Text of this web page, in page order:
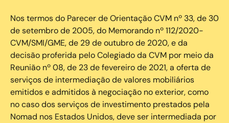
Nos termos do Parecer de Orientação CVM nº 33, de 30
de setembro de 2005, do Memorando nº 112/2020-
CVM/SMI/GME, de 29 de outubro de 2020, e da
decisão proferida pelo Colegiado da CVM por meio da
Reunião nº 08, de 23 de fevereiro de 2021, a oferta de
serviços de intermediação de valores mobiliários
emitidos e admitidos à negociação no exterior, como
no caso dos serviços de investimento prestados pela
Nomad nos Estados Unidos, deve ser intermediada por